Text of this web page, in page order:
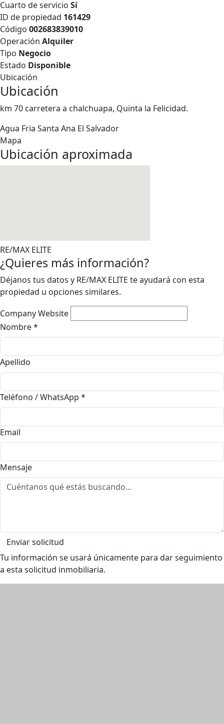
Cuarto de servicio Sí
ID de propiedad 161429
Código 002683839010
Operación Alquiler
Tipo Negocio
Estado Disponible
Ubicación
Ubicación
km 70 carretera a chalchuapa, Quinta la Felicidad.
Agua Fria Santa Ana El Salvador
Mapa
Ubicación aproximada
RE/MAX ELITE
¿Quieres más información?
Déjanos tus datos y RE/MAX ELITE te ayudará con esta
propiedad u opciones similares.
Company Website
Nombre*
Apellido
Teléfono / WhatsApp *
Email
Mensaje
Enviar solicitud
Tu información se usará únicamente para dar seguimiento
a esta solicitud inmobiliaria.